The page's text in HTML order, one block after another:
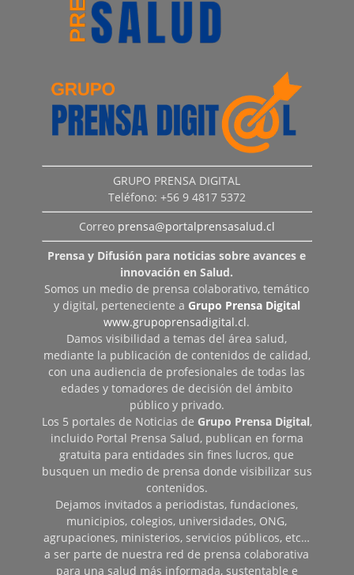
GRUPO PRENSA DIGITAL
Teléfono: +56 9 4817 5372
Correo prensa@portalprensasalud.cl
Prensa y Difusión para noticias sobre avances e
innovación en Salud.
Somos un medio de prensa colaborativo, temático
y digital, perteneciente a Grupo Prensa Digital
www.grupoprensadigital.cl.
Damos visibilidad a temas del área salud,
mediante la publicación de contenidos de calidad,
con una audiencia de profesionales de todas las
edades y tomadores de decisión del ámbito
público y privado.
Los 5 portales de Noticias de Grupo Prensa Digital,
incluido Portal Prensa Salud, publican en forma
gratuita para entidades sin fines lucros, que
busquen un medio de prensa donde visibilizar sus
contenidos.
Dejamos invitados a periodistas, fundaciones,
municipios, colegios, universidades, ONG,
agrupaciones, ministerios, servicios públicos, etc…
a ser parte de nuestra red de prensa colaborativa
para una salud más informada, sustentable e